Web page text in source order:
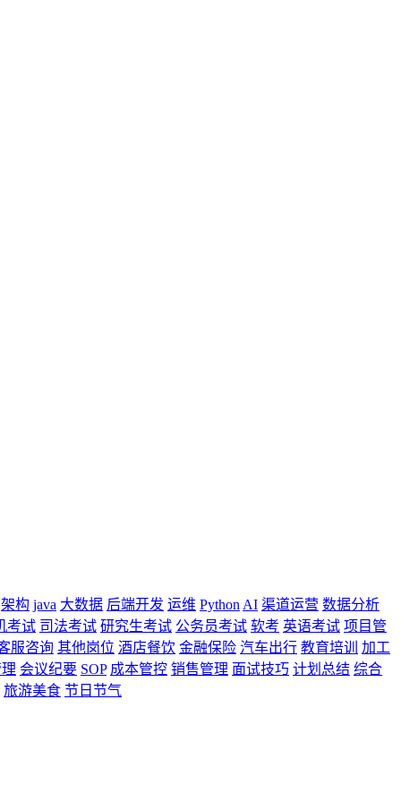
架构 java 大数据 后端开发 运维 Python AI 渠道运营 数据分析
考试 司法考试 研究生考试 公务员考试 软考 英语考试 项目管
服咨询 其他岗位 酒店餐饮 金融保险 汽车出行 教育培训
加工
会议纪要 SOP 成本管控 销售管理 面试技巧 计划总结 综合
旅游美食 节日节气